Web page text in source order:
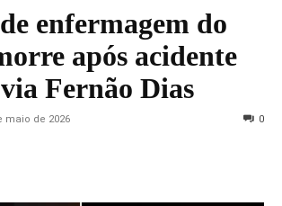
enfermagem do
após acidente
Fernão Dias
maio de 2026 0